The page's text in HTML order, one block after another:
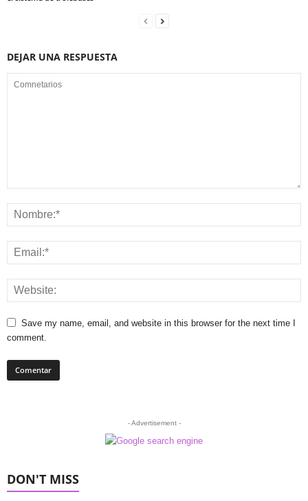
DEJAR UNA RESPUESTA
Save my name, email, and website in this browser for the next time I
comment.
- Advertisement -
DON'T MISS